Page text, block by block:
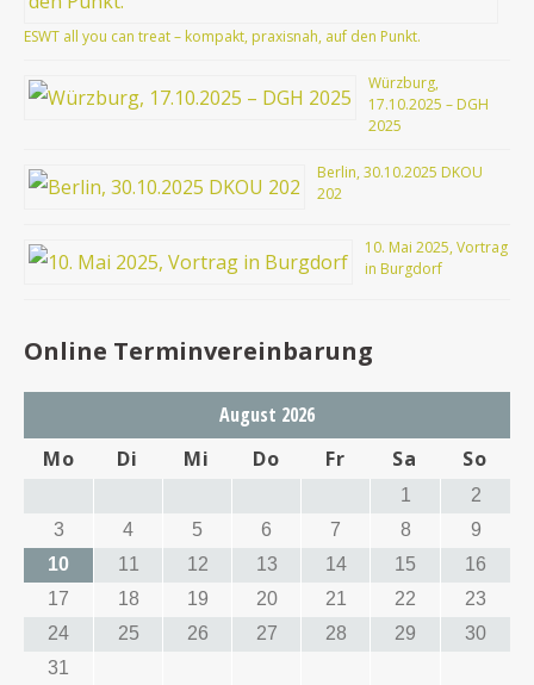
ESWT all you can treat – kompakt, praxisnah, auf den Punkt.
Würzburg,
17.10.2025 – DGH
2025
Berlin, 30.10.2025 DKOU
202
10. Mai 2025, Vortrag
in Burgdorf
Online Terminvereinbarung
August 2026
Mo
Di Mi Do Fr Sa So
1
2
3
4 5 6 7 8
9
10
11 12 13 14 15
16
17
18 19 20 21 22
23
24
25 26 27 28 29
30
31